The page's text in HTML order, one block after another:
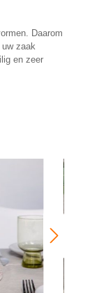
Daarom
zaak
en zeer